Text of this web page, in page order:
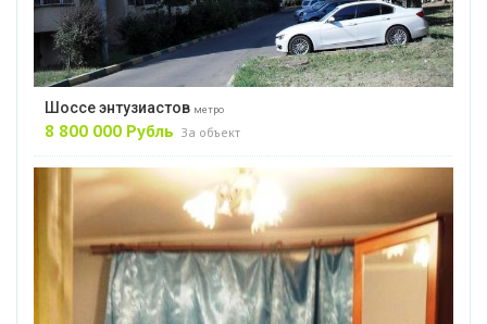
Шоссе энтузиастов метро
8 800 000 Рубль За объект